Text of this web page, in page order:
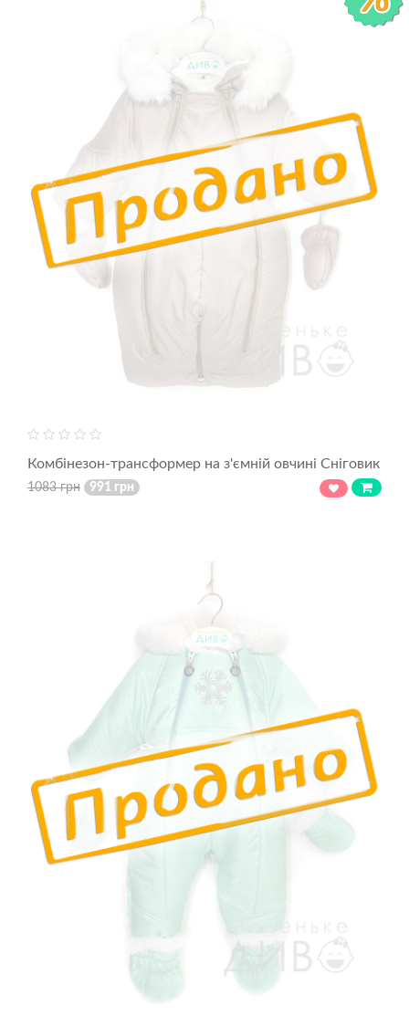
Комбінезон-трансформер на з'ємній овчині Сніговик
1083 грн 991 грн